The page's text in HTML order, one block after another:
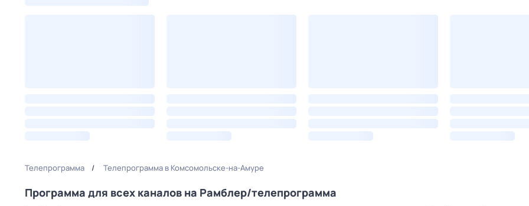
Телепрограмма Телепрограмма в Комсомольске-на-Амуре
Программа для всех каналов на Рамблер/телепрограмма